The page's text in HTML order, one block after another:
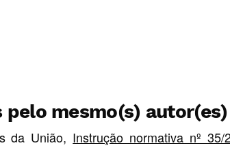
mesmo(s) autor(es)
da União, Instrução normativa nº 35/